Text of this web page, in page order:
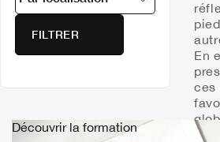
En
ces
Découvrir la formation